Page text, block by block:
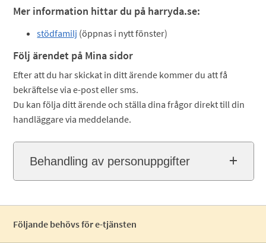
Mer information hittar du på harryda.se:
stödfamilj (öppnas i nytt fönster)
Följ ärendet på Mina sidor
Efter att du har skickat in ditt ärende kommer du att få
bekräftelse via e-post eller sms.
Du kan följa ditt ärende och ställa dina frågor direkt till din
handläggare via meddelande.
Behandling av personuppgifter
Följande behövs för e-tjänsten